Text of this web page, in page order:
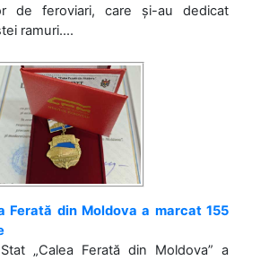
de feroviari, care și-au dedicat
ramuri....
Ferată din Moldova a marcat 155
„Calea Ferată din Moldova” a